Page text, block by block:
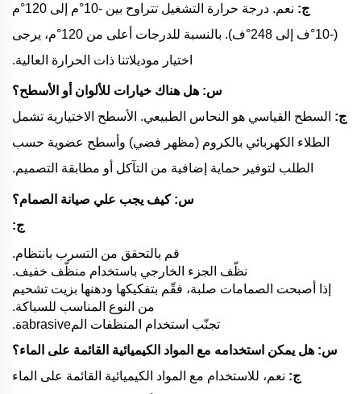
ج:
نعم. درجة حرارة التشغيل تتراوح بين -10°م إلى 120°م
(-10°ف إلى 248°ف). بالنسبة للدرجات أعلى من 120°م، يرجى
اختيار موديلاتنا ذات الحرارة العالية.
س: هل هناك خيارات للألوان أو الأسطح؟
ج: السطح القياسي هو النحاس الطبيعي. الأسطح الاختيارية تشمل
الطلاء الكهربائي بالكروم (مظهر فضي) وأسطح عضوية حسب
الطلب لتوفير حماية إضافية من التآكل أو مطابقة التصميم.
س: كيف يجب علي صيانة الصمام؟
ج:
قم بالتحقق من التسرب بانتظام.
نظّف الجزء الخارجي باستخدام منظّف خفيف.
إذا أصبحت الصمامات صلبة، فقّم بتفكيكها ودهنها بزيت تشحيم
من النوع المناسب للسباكة.
تجنّب استخدام المنظفات المabrasiveة.
س: هل يمكن استخدامه مع المواد الكيميائية القائمة على الماء؟
ج: نعم، للاستخدام مع المواد الكيميائية القائمة على الماء